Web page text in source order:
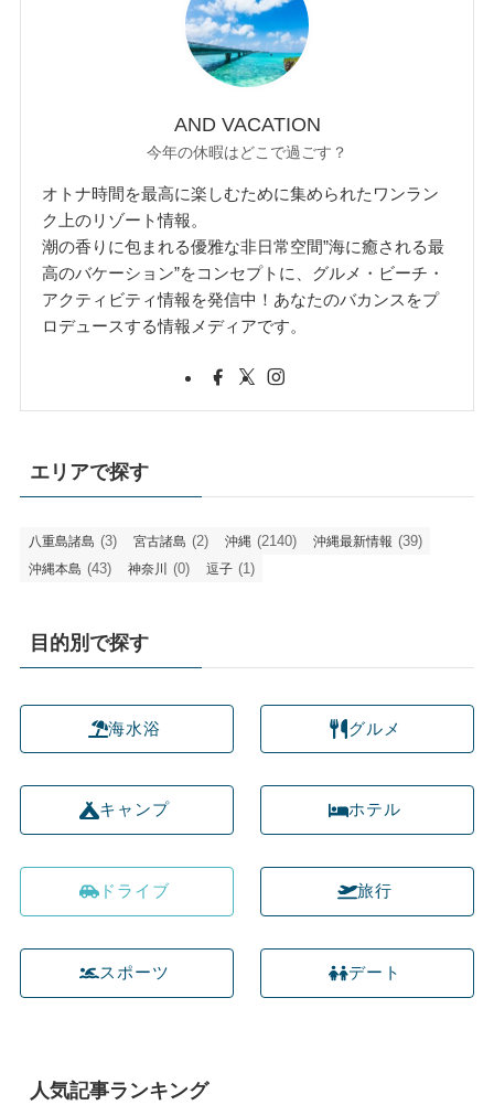
AND VACATION
今年の休暇はどこで過ごす？
オトナ時間を最高に楽しむために集められたワンラン
ク上のリゾート情報。
潮の香りに包まれる優雅な非日常空間”海に癒される最
高のバケーション”をコンセプトに、グルメ・ビーチ・
アクティビティ情報を発信中！あなたのバカンスをプ
ロデュースする情報メディアです。
エリアで探す
八重島諸島 (3) 宮古諸島 (2) 沖縄 (2140) 沖縄最新情報 (39)
沖縄本島 (43) 神奈川 (0) 逗子 (1)
目的別で探す
海水浴
キャンプ
ドライブ
スポーツ
グルメ
ホテル
旅行
デート
人気記事ランキング